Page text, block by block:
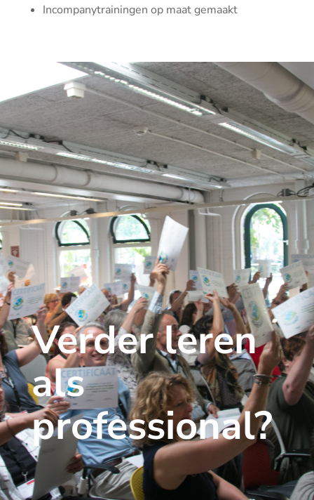
Incompanytrainingen op maat gemaakt
Verder leren
als
professional?